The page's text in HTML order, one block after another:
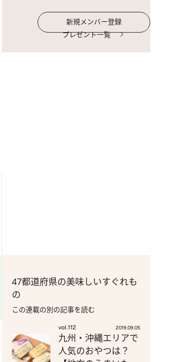
新規メンバー登録
プレゼント一覧
47都道府県の美味しいすぐれも
の
この連載の別の記事を読む
vol.112 2019.09.05
九州・沖縄エリアで
人気のおやつは？